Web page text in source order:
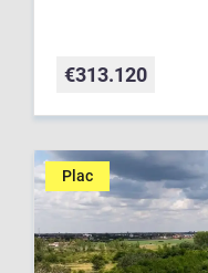
€313.120
Plac